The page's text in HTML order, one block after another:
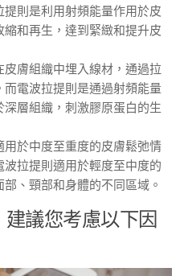
則是利用射頻能量作用於皮
和再生，達到緊緻和提升皮
膚組織中埋入線材，通過拉
電波拉提則是通過射頻能量
層組織，刺激膠原蛋白的生
於中度至重度的皮膚鬆弛情
拉提則適用於輕度至中度的
、頸部和身體的不同區域。
議您考慮以下因